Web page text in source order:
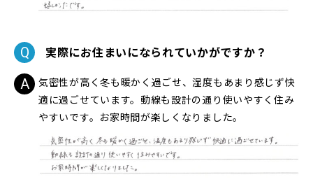
実際にお住まいになられていかがですか？
気密性が高く冬も暖かく過ごせ、湿度もあまり感じず快
適に過ごせています。動線も設計の通り使いやすく住み
やすいです。お家時間が楽しくなりました。